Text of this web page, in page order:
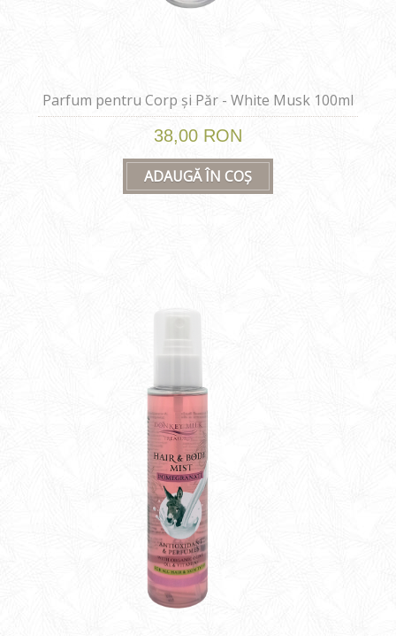
ADAUGĂ ÎN COȘ
Parfum pentru Corp și Păr - White Musk 100ml
38,00 RON